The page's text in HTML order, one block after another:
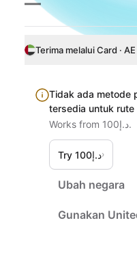
Terima melalui Card · AE
Tidak ada metode
tersedia untuk rute
Works from د.إ100.
Try د.إ100›
Ubah negara
Gunakan